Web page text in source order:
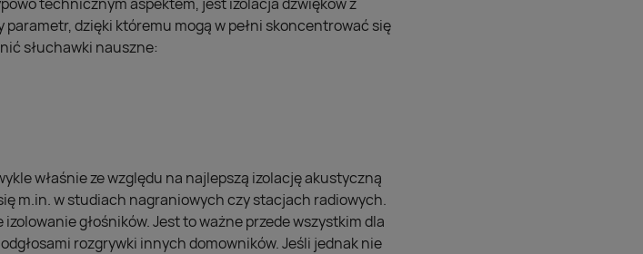
dzięki któremu mogą w pełni skoncentrować się
słuchawki nauszne:
właśnie ze względu na najlepszą izolację akustyczną
m.in. w studiach nagraniowych czy stacjach radiowych.
głośników. Jest to ważne przede wszystkim dla
rozgrywki innych domowników. Jeśli jednak nie